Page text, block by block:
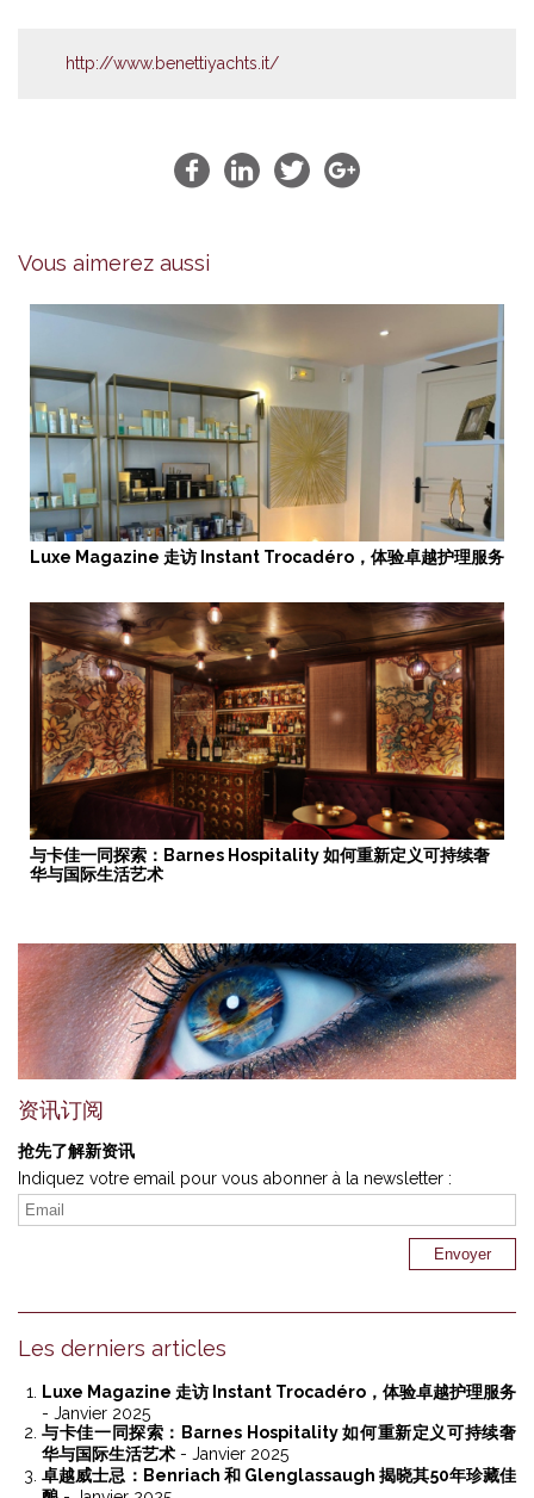
http://www.benettiyachts.it/
Vous aimerez aussi
Luxe Magazine 走访 Instant Trocadéro，体验卓越护理服务
与卡佳一同探索：Barnes Hospitality 如何重新定义可持续奢
华与国际生活艺术
资讯订阅
抢先了解新资讯
Indiquez votre email pour vous abonner à la newsletter :
Les derniers articles
Luxe Magazine 走访 Instant Trocadéro，体验卓越护理服务
- Janvier 2025
与卡佳一同探索：Barnes Hospitality 如何重新定义可持续奢
华与国际生活艺术 - Janvier 2025
卓越威士忌：Benriach 和 Glenglassaugh 揭晓其50年珍藏佳